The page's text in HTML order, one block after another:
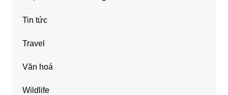
Tin tức
Travel
Văn hoá
Wildlife